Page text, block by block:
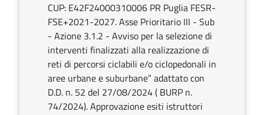
CUP: E42F24000310006 PR Puglia FESR-
FSE+2021-2027. Asse Prioritario III - Sub
- Azione 3.1.2 - Avviso per la selezione di
interventi finalizzati alla realizzazione di
reti di percorsi ciclabili e/o ciclopedonali in
aree urbane e suburbane” adattato con
D.D. n. 52 del 27/08/2024 ( BURP n.
74/2024). Approvazione esiti istruttori